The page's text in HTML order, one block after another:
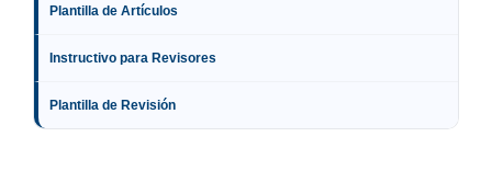
Plantilla de Artículos
Instructivo para Revisores
Plantilla de Revisión